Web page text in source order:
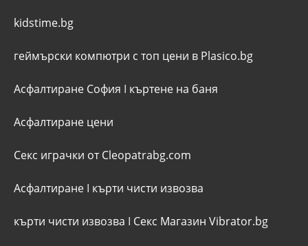
kidstime.bg
геймърски компютри с топ цени в Plasico.bg
Асфалтиране София I къртене на баня
Асфалтиране цени
Секс играчки от Cleopatrabg.com
Асфалтиране I кърти чисти извозва
кърти чисти извозва I Секс Магазин Vibrator.bg